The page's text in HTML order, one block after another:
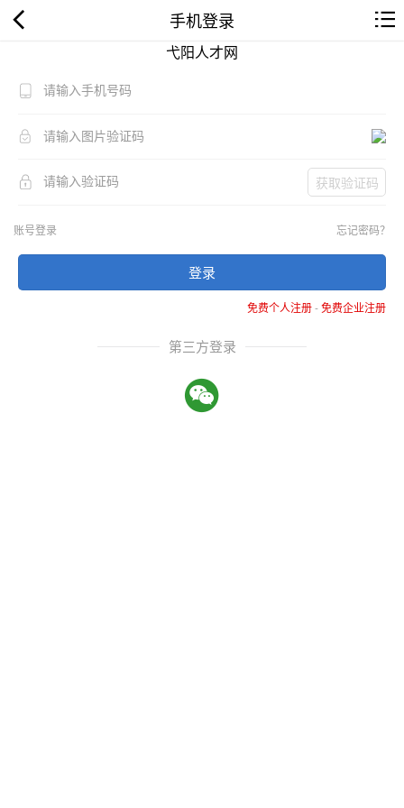
手机登录
弋阳人才网
获取验证码
账号登录 忘记密码？
登录
免费个人注册-免费企业注册
第三方登录